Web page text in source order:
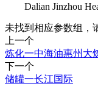
Dalian Jinzhou
未找到相应参数组
上一个
炼化一中海油惠州大
下一个
储罐一长江国际